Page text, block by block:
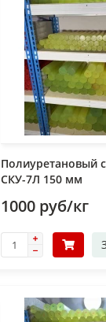
Полиуретановый
СКУ-7Л 150 мм
1000 руб/кг